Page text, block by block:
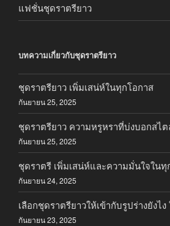
แฟชั่นชุดราตรียาว
บทความเกี่ยวกับชุดราตรียาว
ชุดราตรียาว เพิ่มเสน่ห์ในทุกโอกาส
กันยายน 25, 2025
ชุดราตรียาว ความหรูหราที่บ่งบอกสไ
กันยายน 25, 2025
ชุดราตรี เพิ่มเสน่ห์และความมั่นใจในทุ
กันยายน 24, 2025
เลือกชุดราตรียาวให้เข้ากับรูปร่างยังไ
กันยายน 23, 2025